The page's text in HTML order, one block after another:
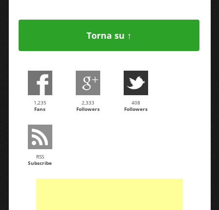
Torna su ↑
1,235
Fans
2,333
Followers
408
Followers
RSS
Subscribe